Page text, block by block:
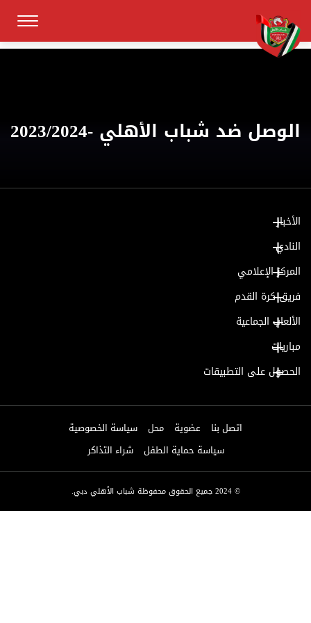
الوصل ضد شباب الأهلي -2023/2024
الأخبار
النادي
المركز الإعلامي
فريق كرة القدم
الألعاب الجماعية
مباريات
الحصول على التطبيقات
اتصل بنا عضوية محل سياسة الخصوصية
سياسة حماية الطفل
شراء التذاكر
© 2024 جميع الحقوق محفوظة شباب الأهلي دبي.